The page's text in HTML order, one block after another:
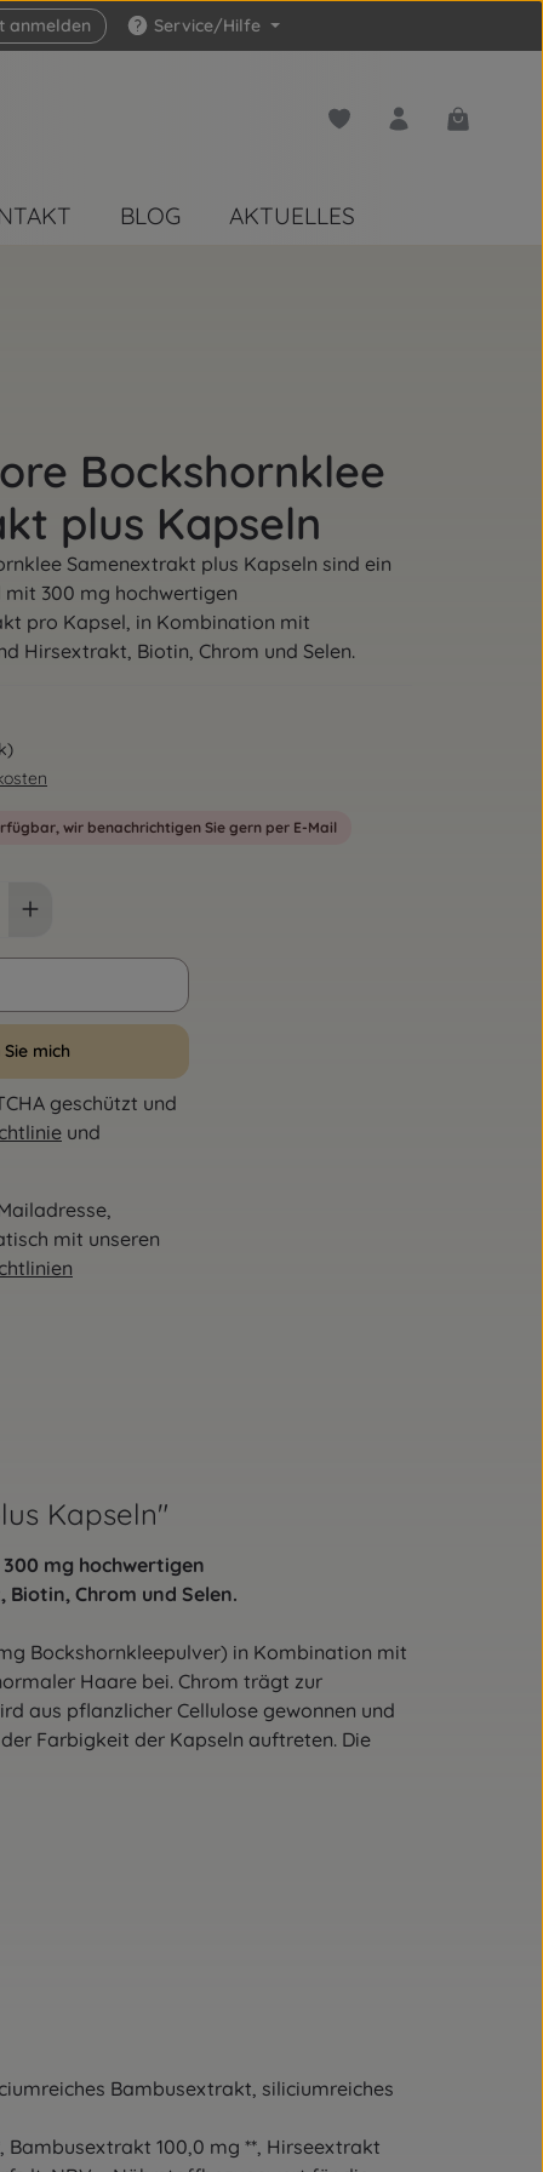
anmelden Service/Hilfe
Du hast 0 Produkte auf
BLOG AKTUELLES
Bockshornklee
plus Kapseln
Samenextrakt plus Kapseln sind ein
300 mg hochwertigen
pro Kapsel, in Kombination mit
Hirsextrakt, Biotin, Chrom und Selen.
wir benachrichtigen Sie gern per E-Mail
mich
geschützt und
und
mit unseren
Kapseln"
mg hochwertigen
Chrom und Selen.
Bockshornkleepulver) in Kombination mit
Haare bei. Chrom trägt zur
aus pflanzlicher Cellulose gewonnen und
Farbigkeit der Kapseln auftreten. Die
Bambusextrakt, siliciumreiches
Bambusextrakt 100,0 mg **, Hirseextrakt